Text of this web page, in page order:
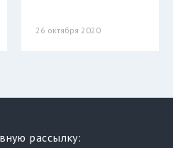
26 октября 2020
рассылку: